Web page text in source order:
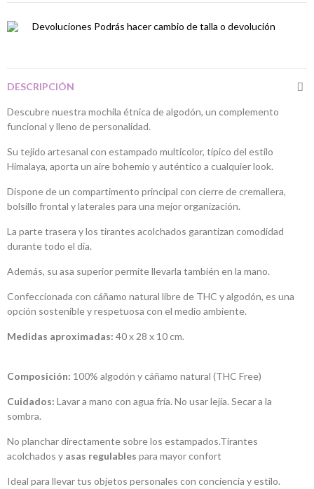
Devoluciones Podrás hacer cambio de talla o devolución
DESCRIPCIÓN
Descubre nuestra mochila étnica de algodón, un complemento
funcional y lleno de personalidad.
Su tejido artesanal con estampado multicolor, típico del estilo
Himalaya, aporta un aire bohemio y auténtico a cualquier look.
Dispone de un compartimento principal con cierre de cremallera,
bolsillo frontal y laterales para una mejor organización.
La parte trasera y los tirantes acolchados garantizan comodidad
durante todo el día.
Además, su asa superior permite llevarla también en la mano.
Confeccionada con cáñamo natural libre de THC y algodón, es una
opción sostenible y respetuosa con el medio ambiente.
Medidas aproximadas: 40 x 28 x 10 cm.
Composición: 100% algodón y cáñamo natural (THC Free)
Cuidados: Lavar a mano con agua fría. No usar lejía. Secar a la
sombra.
No planchar directamente sobre los estampados.Tirantes
acolchados y asas regulables para mayor confort
Ideal para llevar tus objetos personales con conciencia y estilo.